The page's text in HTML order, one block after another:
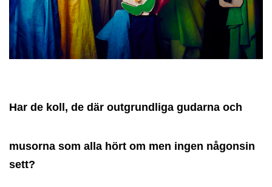
Har de koll, de där outgrundliga gudarna och
musorna som alla hört om men ingen någonsin
sett?